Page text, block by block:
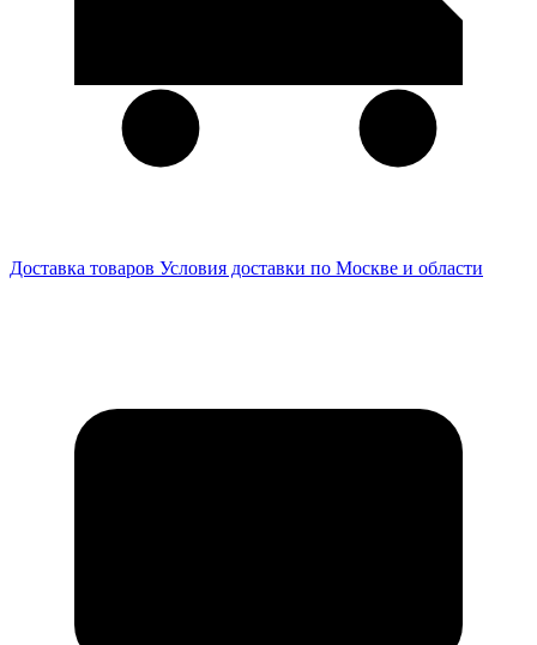
Доставка товаров Условия доставки по Москве и области